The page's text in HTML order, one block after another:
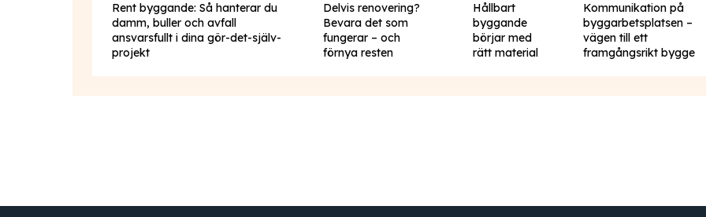
Rent byggande: Så hanterar du
damm, buller och avfall
ansvarsfullt i dina gör-det-själv-
projekt
Delvis renovering?
Bevara det som
fungerar – och
förnya resten
Hållbart
byggande
börjar med
rätt material
Kommunikation på
byggarbetsplatsen –
vägen till ett
framgångsrikt bygge